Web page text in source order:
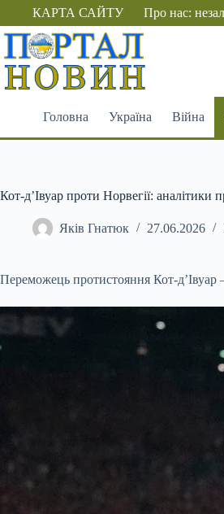
Перейти
вмісту
КАРТА САЙТУ Про нас:
Головна Україна Війна
Кот-д’Івуар проти Норвегії: аналітики
Яків Гнатюк 27.06.2026
Переможець протистояння Кот-д’Івуар